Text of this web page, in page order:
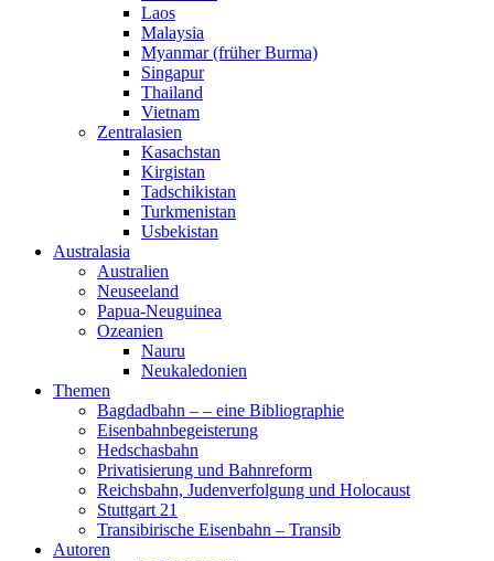
Laos
Malaysia
Myanmar (früher Burma)
Singapur
Thailand
Vietnam
Zentralasien
Kasachstan
Kirgistan
Tadschikistan
Turkmenistan
Usbekistan
Australasia
Australien
Neuseeland
Papua-Neuguinea
Ozeanien
Nauru
Neukaledonien
Themen
Bagdadbahn – – eine Bibliographie
Eisenbahnbegeisterung
Hedschasbahn
Privatisierung und Bahnreform
Reichsbahn, Judenverfolgung und Holocaust
Stuttgart 21
Transibirische Eisenbahn – Transib
Autoren